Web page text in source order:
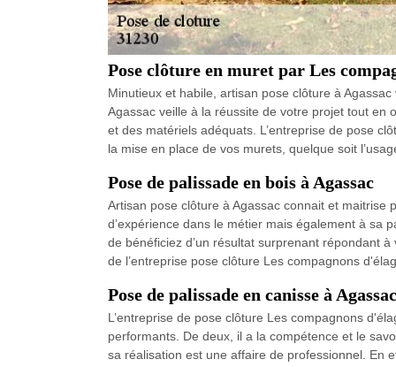
Pose clôture en muret par Les
Minutieux et habile, artisan pose clôture à
Agassac veille à la réussite de votre projet tout en
et des matériels adéquats. L’entreprise de pose
la mise en place de vos murets, quelque soit
Pose de palissade en bois à Agassac
Artisan pose clôture à Agassac connait et maitrise
d’expérience dans le métier mais également à sa
de bénéficiez d’un résultat surprenant répondant
de l’entreprise pose clôture Les compagnons
Pose de palissade en canisse à Agassac
L’entreprise de pose clôture Les compagnons
performants. De deux, il a la compétence et le
sa réalisation est une affaire de professionnel. En